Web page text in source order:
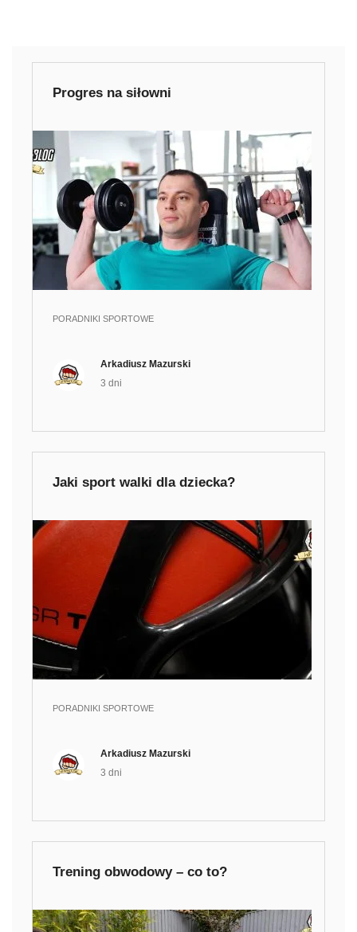
Progres na siłowni
PORADNIKI SPORTOWE
Arkadiusz Mazurski
3 dni
Jaki sport walki dla dziecka?
PORADNIKI SPORTOWE
Arkadiusz Mazurski
3 dni
Trening obwodowy – co to?